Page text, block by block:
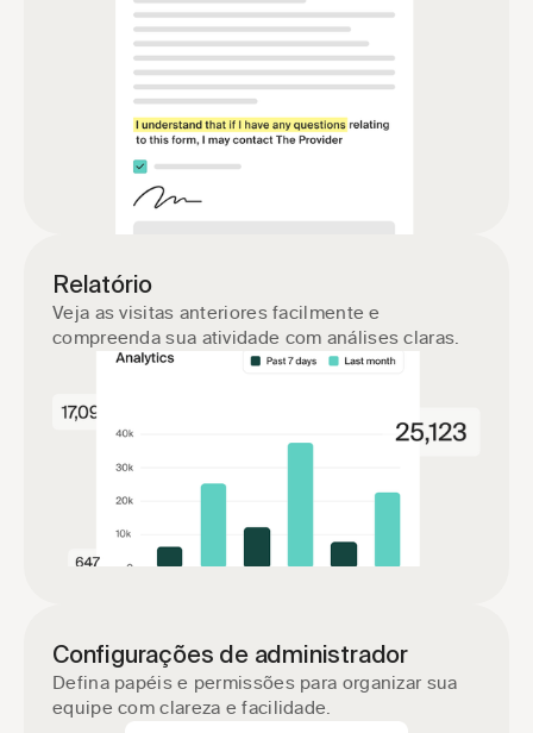
Relatório
Veja as visitas anteriores facilmente e
compreenda sua atividade com análises claras.
Configurações de administrador
Defina papéis e permissões para organizar sua
equipe com clareza e facilidade.